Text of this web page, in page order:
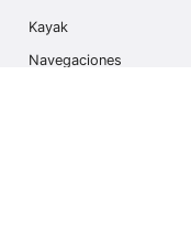
Kayak
Navegaciones